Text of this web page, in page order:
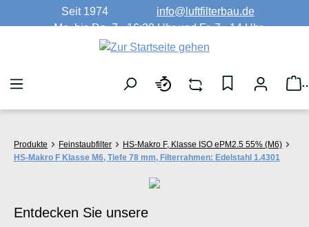
Zum Hauptinhalt springen
Seit 1974
info@luftfilterbau.de
Mo. bis Do. 7 - 16:30 Uhr und Fr. 7 - 14 Uhr
Produkte Feinstaubfilter
HS-Makro F, Klasse ISO ePM2.5 55% (M6)
HS-Makro F Klasse M6, Tiefe 78 mm, Filterrahmen: Edelstahl 1.4301
Entdecken Sie unsere